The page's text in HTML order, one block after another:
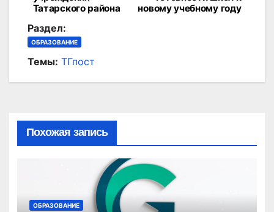
записям
новому учебному году
Татарского района
Раздел:
ОБРАЗОВАНИЕ
Темы: ТГпост
Похожая запись
ОБРАЗОВАНИЕ